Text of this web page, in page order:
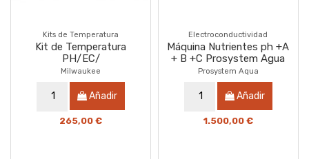
Kits de Temperatura
Kit de Temperatura
PH/EC/
Milwaukee
Añadir
265,00 €
Electroconductividad
Máquina Nutrientes ph +A
+ B +C Prosystem Agua
Prosystem Aqua
Añadir
1.500,00 €